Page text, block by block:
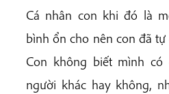
Cá nhân con khi đó là
bình ổn cho nên con đã
Con không biết mình
người khác hay không,